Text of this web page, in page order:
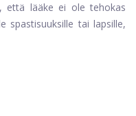
että lääke ei ole tehokas
spastisuuksille tai lapsille,